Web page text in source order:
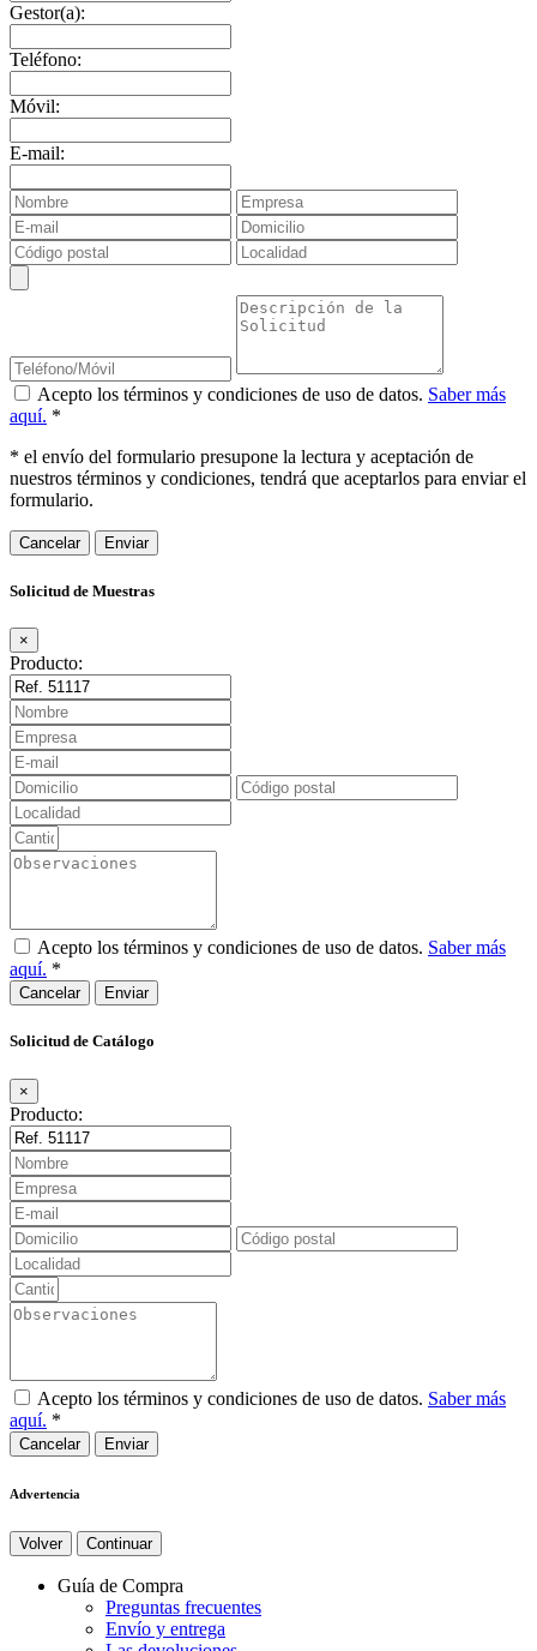
Gestor(a):
Teléfono:
Móvil:
E-mail:
Acepto los términos y condiciones de uso de datos. Saber más
aquí. *
* el envío del formulario presupone la lectura y aceptación de
nuestros términos y condiciones, tendrá que aceptarlos para enviar el
formulario.
Cancelar
Solicitud de Muestras
×
Producto:
Acepto los términos y condiciones de uso de datos. Saber más
aquí. *
Cancelar
Solicitud de Catálogo
×
Producto:
Acepto los términos y condiciones de uso de datos. Saber más
aquí. *
Cancelar
Advertencia
Volver Continuar
Guía de Compra
Preguntas frecuentes
Envío y entrega